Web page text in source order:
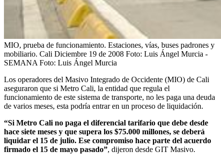
MIO, prueba de funcionamiento. Estaciones, vías, buses padrones y
mobiliario. Cali Diciembre 19 de 2008 Foto: Luis Ángel Murcia -
SEMANA Foto: Luis Ángel Murcia
Los operadores del Masivo Integrado de Occidente (MIO) de Cali
aseguraron que si Metro Cali, la entidad que regula el
funcionamiento de este sistema de transporte, no les paga una deuda
de varios meses, esta podría entrar en un proceso de liquidación.
“Si Metro Cali no paga el diferencial tarifario que debe desde
hace siete meses y que supera los $75.000 millones, se deberá
liquidar el 15 de julio. Ese compromiso hace parte del acuerdo
firmado el 15 de mayo pasado”, dijeron desde GIT Masivo.